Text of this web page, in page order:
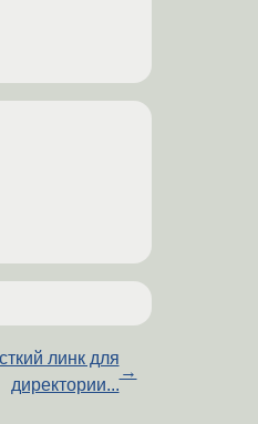
линк для
директории...
→